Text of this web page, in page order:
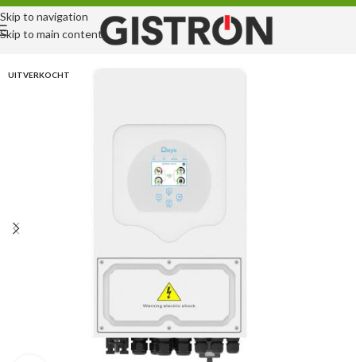
Skip to navigation
Skip to main content
UITVERKOCHT